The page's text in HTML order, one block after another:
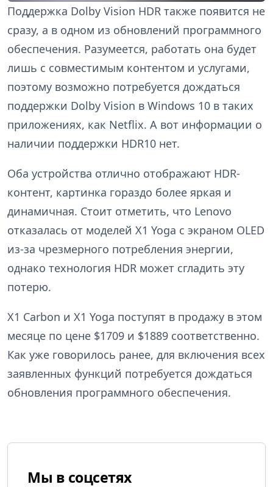
Поддержка Dolby Vision HDR также появится не
сразу, а в одном из обновлений программного
обеспечения. Разумеется, работать она будет
лишь с совместимым контентом и услугами,
поэтому возможно потребуется дождаться
поддержки Dolby Vision в Windows 10 в таких
приложениях, как Netflix. А вот информации о
наличии поддержки HDR10 нет.
Оба устройства отлично отображают HDR-
контент, картинка гораздо более яркая и
динамичная. Стоит отметить, что Lenovo
отказалась от моделей X1 Yoga с экраном OLED
из-за чрезмерного потребления энергии,
однако технология HDR может сгладить эту
потерю.
X1 Carbon и X1 Yoga поступят в продажу в этом
месяце по цене $1709 и $1889 соответственно.
Как уже говорилось ранее, для включения всех
заявленных функций потребуется дождаться
обновления программного обеспечения.
Мы в соцсетях